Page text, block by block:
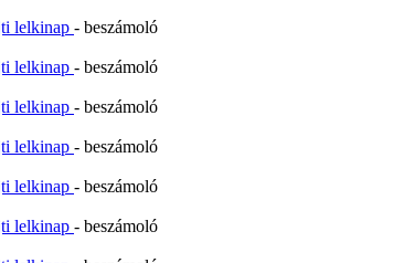
lelkinap - beszámoló
lelkinap - beszámoló
lelkinap - beszámoló
lelkinap - beszámoló
lelkinap - beszámoló
lelkinap - beszámoló